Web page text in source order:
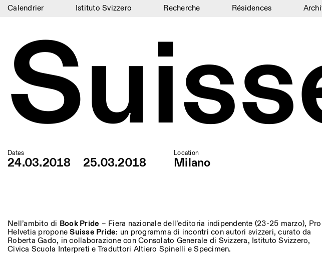
Calendrier Istituto Svizzero Recherche Résidences
Calendrier
Istituto Svizzero
Recherche
Résidences
Archives
Organisation
Autres Activités
NEWSLETTER
Dates
24.03.2018 25.03.2018
Location
Milano
Nell’ambito di Book Pride – Fiera nazionale dell’editoria indipendente (23-25 marzo), Pro
Helvetia proponeSuisse Pride: un programma di incontri con autori svizzeri, curato da
Roberta Gado, in collaborazione con Consolato Generale di Svizzera, Istituto Svizzero,
Civica Scuola Interpreti e Traduttori Altiero Spinelli e Specimen.